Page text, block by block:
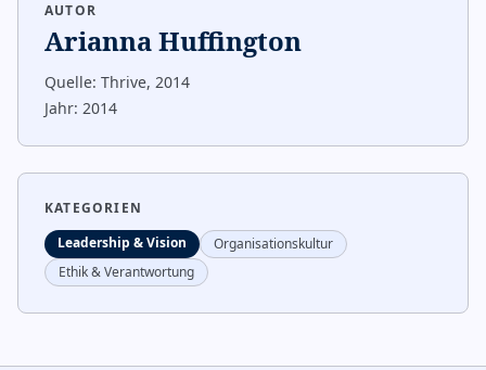
AUTOR
Arianna Huffington
Quelle: Thrive, 2014
Jahr: 2014
KATEGORIEN
Leadership & Vision
Organisationskultur
Ethik & Verantwortung